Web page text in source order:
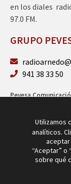
en los diales
97.0 FM.
GRUPO
941 38 33 50
Pevesa
Utilizamos
analíticos.
“Aceptar” o
sobre qué